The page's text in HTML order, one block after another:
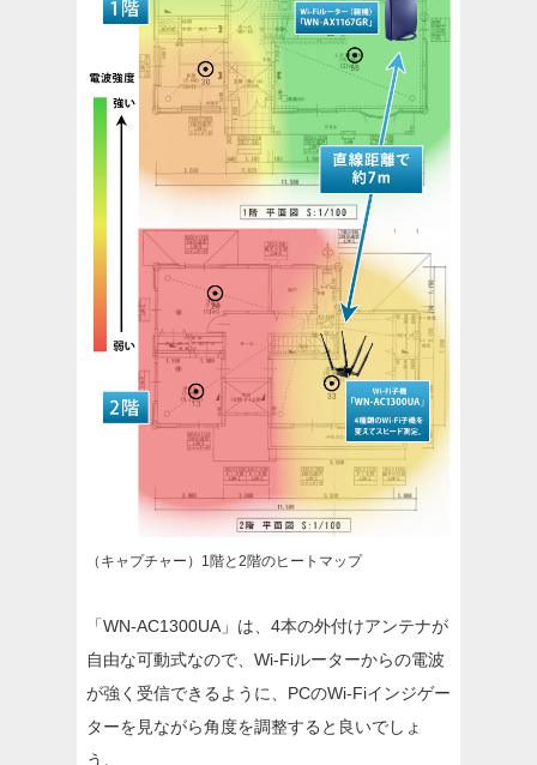
（キャプチャー）1階と2階のヒートマップ
「WN-AC1300UA」は、4本の外付けアンテナが
自由な可動式なので、Wi-Fiルーターからの電波
が強く受信できるように、PCのWi-Fiインジゲー
ターを見ながら角度を調整すると良いでしょ
う。